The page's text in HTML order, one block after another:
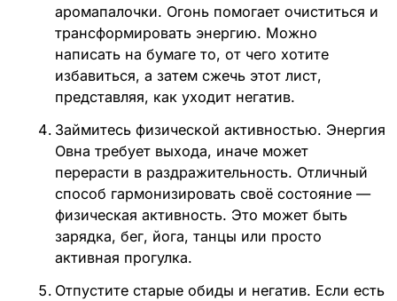
аромапалочки. Огонь помогает очиститься и
трансформировать энергию. Можно
написать на бумаге то, от чего хотите
избавиться, а затем сжечь этот лист,
представляя, как уходит негатив.
Займитесь физической активностью. Энергия
Овна требует выхода, иначе может
перерасти в раздражительность. Отличный
способ гармонизировать своё состояние —
физическая активность. Это может быть
зарядка, бег, йога, танцы или просто
активная прогулка.
Отпустите старые обиды и негатив. Если есть